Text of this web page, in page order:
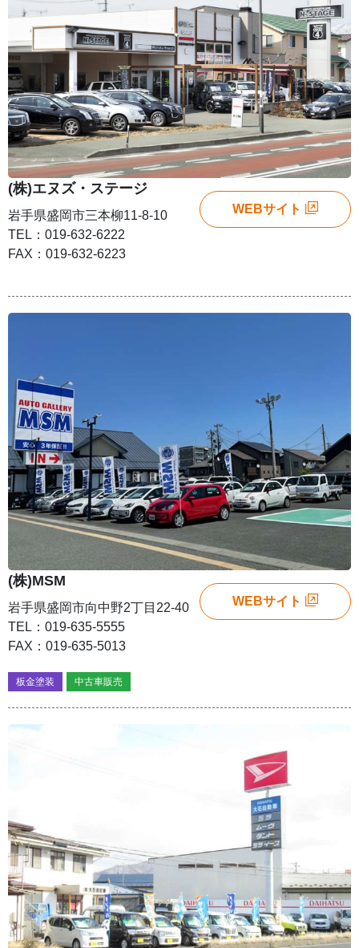
(株)エヌズ・ステージ
岩手県盛岡市三本柳11-8-10
TEL：019-632-6222
FAX：019-632-6223
WEBサイト
(株)MSM
岩手県盛岡市向中野2丁目22-40
TEL：019-635-5555
FAX：019-635-5013
板金塗装 中古車販売
WEBサイト